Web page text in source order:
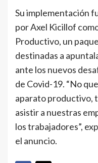
Su implementación
por Axel Kicillof
Productivo, un
destinadas a
ante los nuevos
de Covid-19. “No
aparato productivo,
asistir a nuestras
los trabajadores”,
el anuncio.